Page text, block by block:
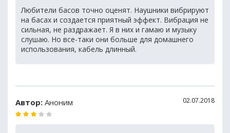
Любители басов точно оценят. Наушники вибрируют
на басах и создается приятный эффект. Вибрация не
сильная, не раздражает. Я в них и гамаю и музыку
слушаю. Но все-таки они больше для домашнего
использования, кабель длинный.
Автор: Аноним 02.07.2018